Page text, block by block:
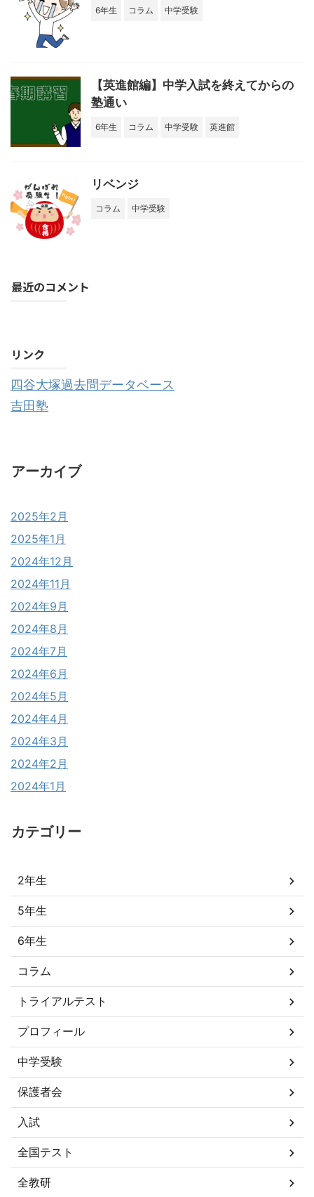
6年生 コラム 中学受験
【英進館編】中学入試を終えてからの
塾通い
6年生 コラム 中学受験 英進館
リベンジ
コラム 中学受験
最近のコメント
リンク
四谷大塚過去問データベース
吉田塾
アーカイブ
2025年2月
2025年1月
2024年12月
2024年11月
2024年9月
2024年8月
2024年7月
2024年6月
2024年5月
2024年4月
2024年3月
2024年2月
2024年1月
カテゴリー
2年生
5年生
6年生
コラム
トライアルテスト
プロフィール
中学受験
保護者会
入試
全国テスト
全教研